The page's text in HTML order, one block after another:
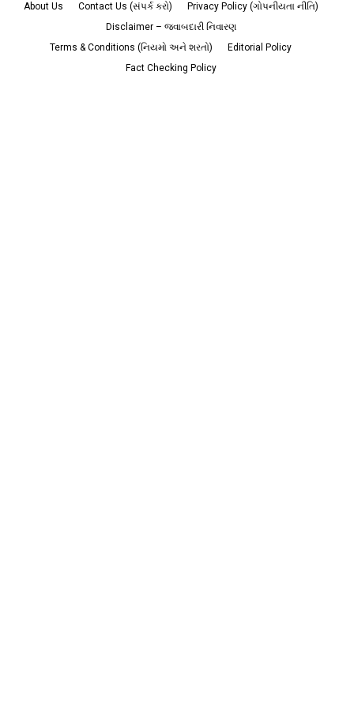
About Us Contact Us (સંપર્ક કરો)
Privacy Policy (ગોપનીયતા નીતિ)
Disclaimer – જવાબદારી નિવારણ
Terms & Conditions (નિયમો અને શરતો)
Editorial Policy
Fact Checking Policy